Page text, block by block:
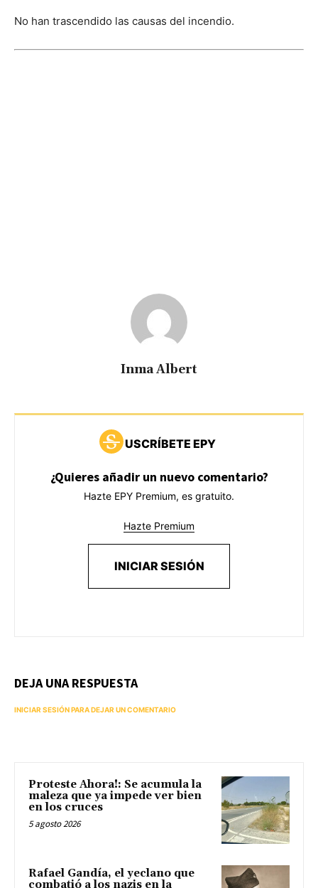
No han trascendido las causas del incendio.
Inma Albert
USCRÍBETE EPY
¿Quieres añadir un nuevo comentario?
Hazte EPY Premium, es gratuito.
Hazte Premium
INICIAR SESIÓN
DEJA UNA RESPUESTA
INICIAR SESIÓN PARA DEJAR UN COMENTARIO
Proteste Ahora!: Se acumula la
maleza que ya impede ver bien
en los cruces
5 agosto 2026
Rafael Gandía, el yeclano que
combatió a los nazis en la